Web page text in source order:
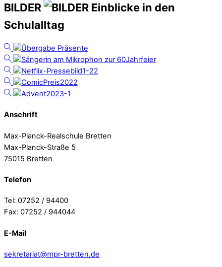
BILDER
Einblicke in den
Schulalltag
Anschrift
Max-Planck-Realschule Bretten
Max-Planck-Straße 5
75015 Bretten
Telefon
Tel: 07252 / 94400
Fax: 07252 / 944044
E-Mail
sekretariat@mpr-bretten.de